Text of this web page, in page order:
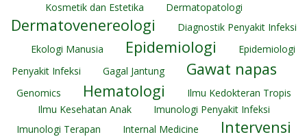
Kosmetik dan Estetika
Dermatopatologi
Dermatovenereologi
Diagnostik Penyakit Infeksi
Ekologi Manusia
Epidemiologi
Epidemiologi
Penyakit Infeksi
Gagal Jantung Gawat napas
Genomics Hematologi
Ilmu Kedokteran Tropis
Ilmu Kesehatan Anak
Imunologi Penyakit Infeksi
Imunologi Terapan
Internal Medicine Intervensi